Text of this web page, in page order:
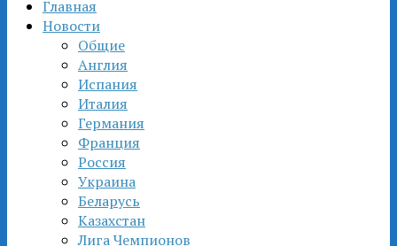
Главная
Новости
Общие
Англия
Испания
Италия
Германия
Франция
Россия
Украина
Беларусь
Казахстан
Лига Чемпионов